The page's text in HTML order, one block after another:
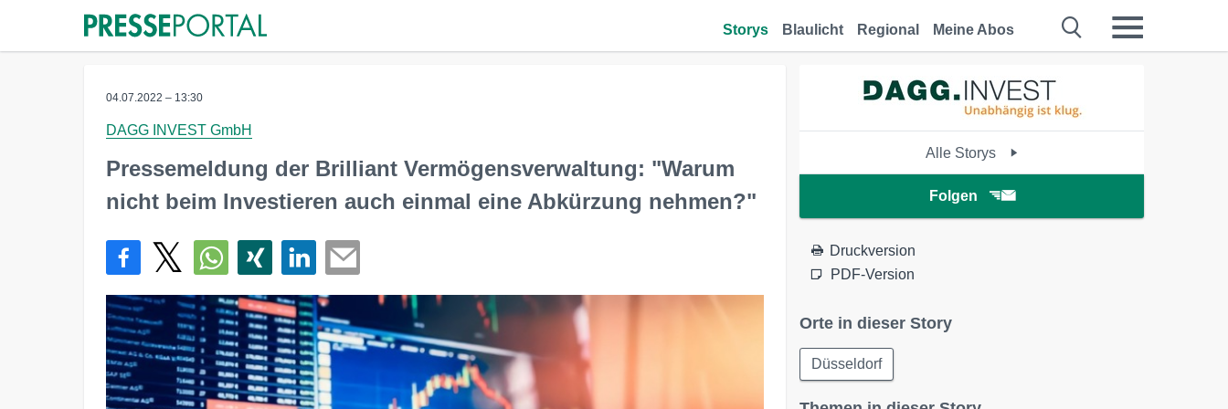
Storys Blaulicht Regional Meine Abos
04.07.2022 – 13:30
DAGG INVEST GmbH
Pressemeldung der Brilliant Vermögensverwaltung: "Warum
nicht beim Investieren auch einmal eine Abkürzung nehmen?"
Alle Storys
Folgen
Druckversion
PDF-Version
Orte in dieser Story
Düsseldorf